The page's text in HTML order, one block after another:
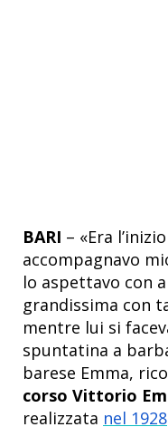
BARI – «Era
accompagnavo
lo aspettavo con
grandissima con
mentre lui si
spuntatina a
barese Emma,
corso Vittorio
realizzata nel 1928